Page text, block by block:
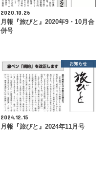
2020.10.26
月報『旅びと』2020年9・10月合
併号
お知らせ
2024.12.15
月報『旅びと』2024年11月号